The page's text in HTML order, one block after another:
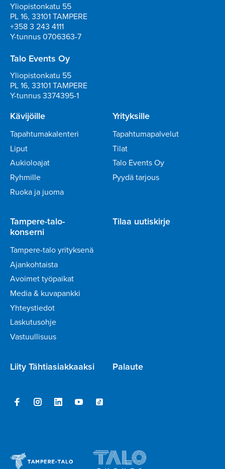
Yliopistonkatu 55
PL 16, 33101 TAMPERE
+358 3 243 4111
Y-tunnus 0706363-7
Talo Events Oy
Yliopistonkatu 55
PL 16, 33101 TAMPERE
Y-tunnus 3374395-1
Kävijöille
Tapahtumakalenteri
Liput
Aukioloajat
Ryhmille
Ruoka ja juoma
Yrityksille
Tapahtumapalvelut
Tilat
Talo Events Oy
Pyydä tarjous
Tampere-talo-
konserni
Tampere-talo yrityksenä
Ajankohtaista
Avoimet työpaikat
Media & kuvapankki
Yhteystiedot
Laskutusohje
Vastuullisuus
Tilaa uutiskirje
Liity Tähtiasiakkaaksi Palaute